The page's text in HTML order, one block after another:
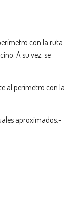
con la ruta
A su vez, se
al perímetro con la
aproximados.-